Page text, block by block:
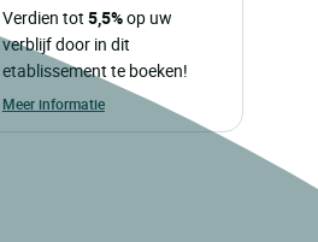
Verdien tot 5,5%op uw
verblijf door in dit
etablissement te boeken!
Meer informatie